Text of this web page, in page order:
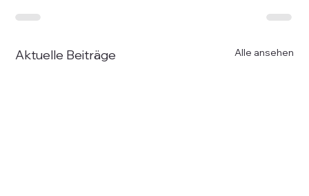
Aktuelle Beiträge Alle ansehen